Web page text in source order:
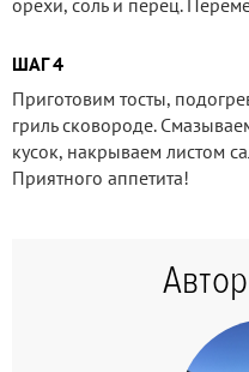
ШАГ 4
Приготовим тосты,
гриль сковороде.
кусок, накрываем листом
Приятного аппетита!